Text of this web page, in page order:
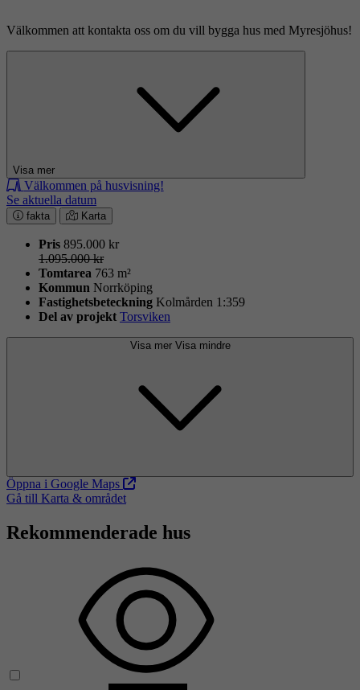
Välkommen att kontakta oss om du vill bygga hus med Myresjöhus!
Visa mer
Välkommen på husvisning!
Se aktuella datum
fakta Karta
Pris 895.000 kr
1.095.000 kr
Tomtarea 763 m²
Kommun Norrköping
Fastighets­beteckning Kolmården 1:359
Del av projekt Torsviken
Visa mer Visa mindre
Öppna i Google Maps
Gå till Karta & området
Rekommenderade hus